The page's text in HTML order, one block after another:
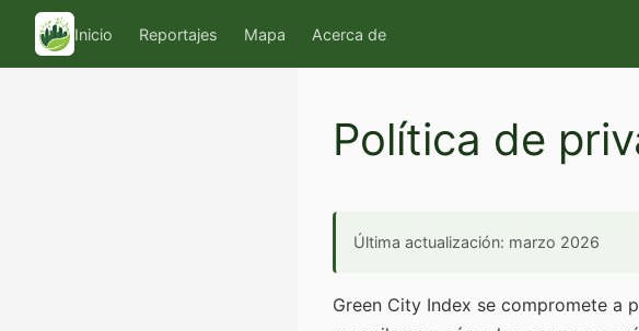
Inicio Reportajes Mapa Acerca de
Política de
Última actualización: marzo 2026
Green City Index se compromete a